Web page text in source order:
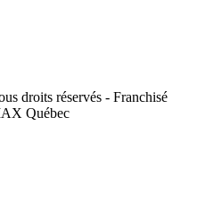
droits réservés - Franchisé
Québec